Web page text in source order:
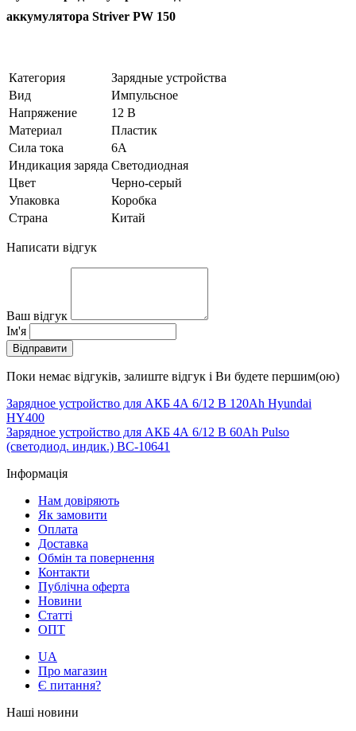
аккумулятора Striver PW 150
Категория
Зарядные устройства
Вид
Импульсное
Напряжение
12 В
Материал
Пластик
Сила тока
6А
Индикация заряда Светодиодная
Цвет
Черно-серый
Упаковка
Коробка
Страна
Китай
Написати відгук
Ваш відгук
Ім'я
Відправити
Поки немає відгуків, залиште відгук і Ви будете першим(ою)
Зарядное уcтройство для АКБ 4А 6/12 B 120Ah Hyundai
HY400
Зарядное устройство для АКБ 4А 6/12 B 60Ah Pulso
(светодиод. индик.) BC-10641
Інформація
Нам довіряють
Як замовити
Оплата
Доставка
Обмін та повернення
Контакти
Публічна оферта
Новини
Статті
ОПТ
UA
Про магазин
Є питання?
Наші новини